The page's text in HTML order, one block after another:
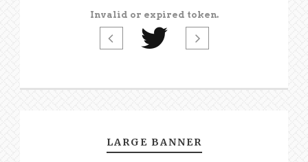
Invalid or expired token.
LARGE BANNER